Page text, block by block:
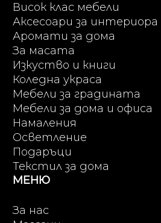
Висок клас мебели
Аксесоари за интериора
Аромати за дома
За масата
Изкуство и книги
Коледна украса
Мебели за градината
Мебели за дома и офиса
Намаления
Осветление
Подаръци
Текстил за дома
МЕНЮ
За нас